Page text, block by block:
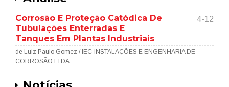
Corrosão E Proteção Catódica De
Tubulações Enterradas E
Tanques Em Plantas Industriais
4-12
de Luiz Paulo Gomez / IEC-INSTALAÇÕES E ENGENHARIA DE
CORROSÃO LTDA